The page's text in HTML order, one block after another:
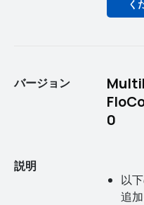
く
バージョン
0
説明
以
追